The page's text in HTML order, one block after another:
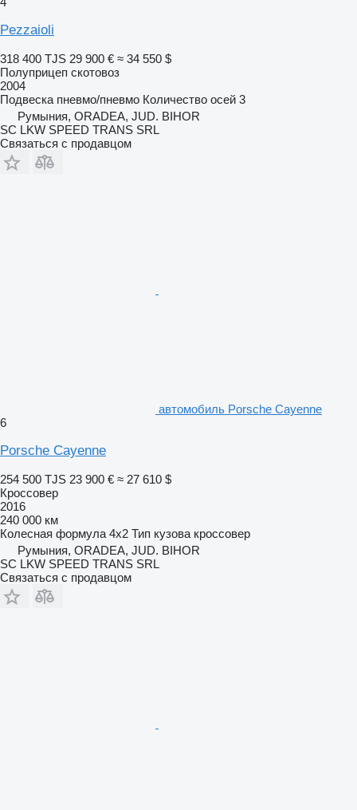
Pezzaioli
318 400 TJS 29 900 € ≈ 34 550 $
Полуприцеп скотовоз
2004
Подвеска пневмо/пневмо Количество осей 3
Румыния, ORADEA, JUD. BIHOR
SC LKW SPEED TRANS SRL
Связаться с продавцом
автомобиль Porsche Cayenne
6
Porsche Cayenne
254 500 TJS 23 900 € ≈ 27 610 $
Кроссовер
2016
240 000 км
Колесная формула 4x2 Тип кузова кроссовер
Румыния, ORADEA, JUD. BIHOR
SC LKW SPEED TRANS SRL
Связаться с продавцом